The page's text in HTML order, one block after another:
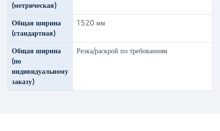
(метрическая)
Общая ширина
(стандартная)
1520 мм
Общая ширина
(по
индивидуальному
заказу)
Резка/раскрой по требованиям